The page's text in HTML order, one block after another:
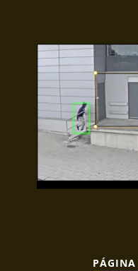
PÁGINA